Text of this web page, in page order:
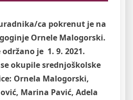
ca pokrenut je na
Ornele Malogorski.
je 1. 9. 2021.
okupile srednjoškolske
Ornela Malogorski,
Marina Pavić, Adela